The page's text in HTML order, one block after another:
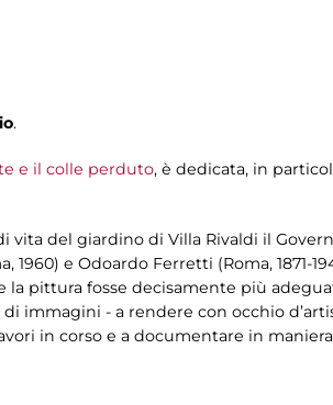
.
e il colle perduto, è dedicata, in
del giardino di Villa Rivaldi il
e Odoardo Ferretti (Roma, 1871-
pittura fosse decisamente più
immagini - a rendere con occhio
in corso e a documentare in